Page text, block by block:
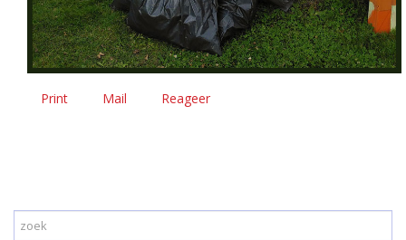
Print Mail Reageer